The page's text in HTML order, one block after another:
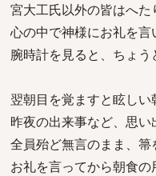
宮大工氏以外の皆はへた
心の中で神様にお礼を言
腕時計を見ると、ちょう
翌朝目を覚ますと眩しい
昨夜の出来事など、思い
全員殆ど無言のまま、箒
お礼を言ってから朝食の